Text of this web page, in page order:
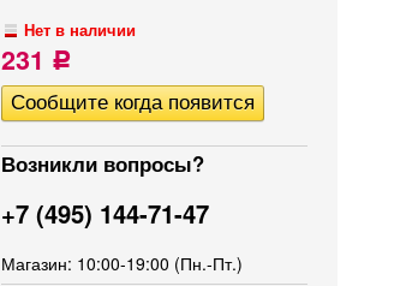
Нет в наличии
231 Р
Возникли вопросы?
+7 (495) 144-71-47
Магазин: 10:00-19:00 (Пн.-Пт.)